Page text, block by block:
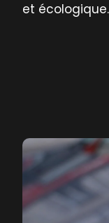
et écologique.